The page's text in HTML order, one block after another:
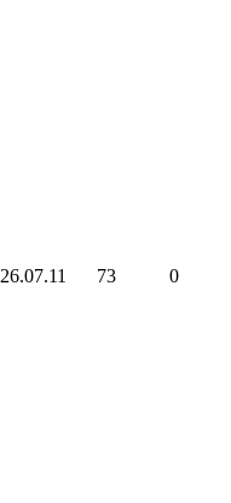
26.07.11 73 0